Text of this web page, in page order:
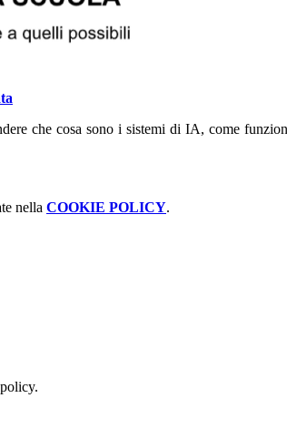
che cosa sono i sistemi di IA, come
nella COOKIE POLICY.